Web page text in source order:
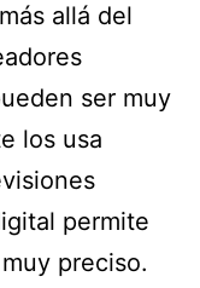
allá del
ser muy
los usa
permite
preciso.